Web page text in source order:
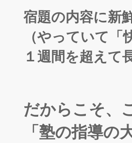
宿題の内容に新
（やっていて
１週間を超えて
だからこそ、
「塾の指導の